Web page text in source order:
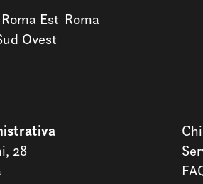
Roma Est Roma
Ovest
28